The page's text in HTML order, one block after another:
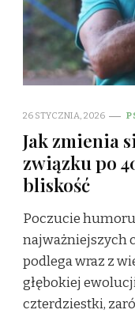
26 STYCZNIA, 2026
Jak zmienia
związku po
bliskość
Poczucie
najważniejszych
podlega wraz z
głębokiej
czterdziestki,